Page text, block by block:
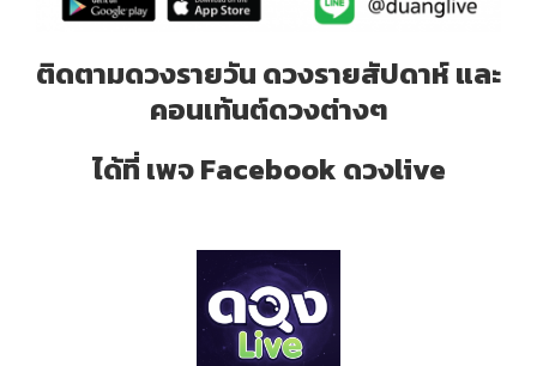
ติดตามดวงรายวัน ดวงรายสัปดาห์ และ
คอนเท้นต์ดวงต่างๆ
ได้ที่ เพจ Facebook ดวงlive